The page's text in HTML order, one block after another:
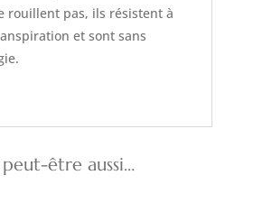
rouillent pas, ils résistent à
et sont sans
être aussi…